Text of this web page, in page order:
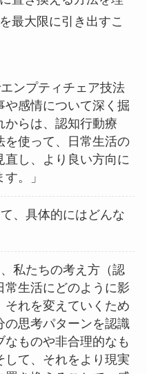
最大限に引き出すこ
ンプティチェア技法
や感情について深く掘
からは、認知行動療
を使って、日常生活の
直し、より良い方向に
。」
、具体的にはどんな
私たちの考え方（認
常生活にどのように影
れを変えていくため
の思考パターンを認識
なものや非合理的なも
て、それをより現実